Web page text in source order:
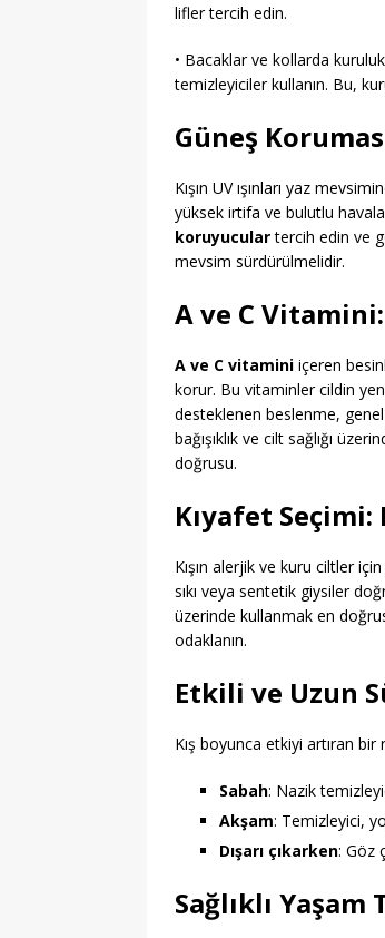
lifler tercih edin.
• Bacaklar ve kollarda
temizleyiciler kullanın. Bu,
Güneş
Kışın UV ışınları yaz
yüksek irtifa ve bulutlu
koruyuculartercih edin ve
mevsim sürdürülmelidir.
A ve C
A ve C vitamini içeren
korur. Bu vitaminler cildin
desteklenen beslenme,
bağışıklık ve cilt sağlığı
doğrusu.
Kıyafet
Kışın alerjik ve kuru ciltler için
sıkı veya sentetik giysiler
üzerinde kullanmak en
odaklanın.
Etkili ve Uzun
Kış boyunca etkiyi artıran
Sabah: Nazik
Akşam: Temizleyici,
Dışarı çıkarken: Göz
Sağlıklı Yaşam